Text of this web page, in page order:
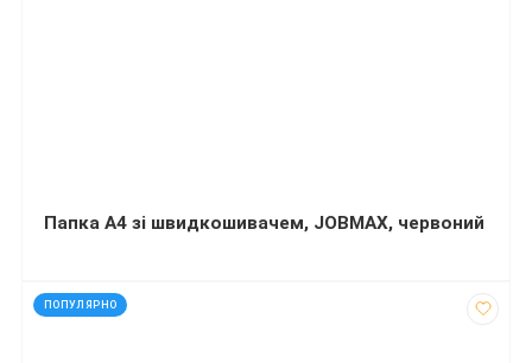
Папка A4 зі швидкошивачем, JOBMAX, червоний
ПОПУЛЯРНО
код: 30176